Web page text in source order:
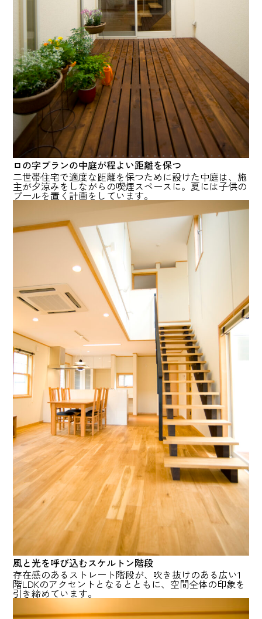
ロの字プランの中庭が程よい距離を保つ
二世帯住宅で適度な距離を保つために設けた中庭は、施
主が夕涼みをしながらの喫煙スペースに。夏には子供の
プールを置く計画をしています。
風と光を呼び込むスケルトン階段
存在感のあるストレート階段が、吹き抜けのある広い1
階LDKのアクセントとなるとともに、空間全体の印象を
引き締めています。